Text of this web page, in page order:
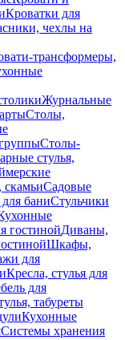
Кроватки для
чехлы на
трансформеры,
Журнальные
Столы,
Столы-
стулья,
скамьиСадовые
баниСтульчики
гостинойДиваны,
Шкафы,
для
Кресла, стулья для
для
табуреты
Кухонные
Системы хранения